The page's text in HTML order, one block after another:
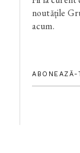
noutățile
acum.
ABONEAZĂ-